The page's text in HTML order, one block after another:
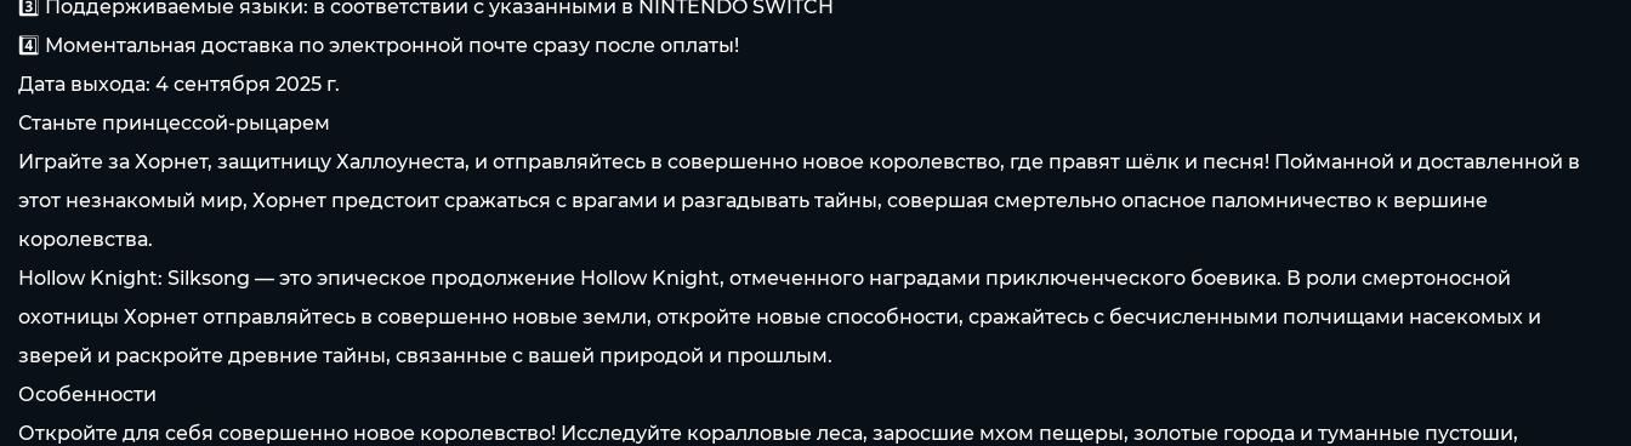
3️⃣ Поддерживаемые языки: в соответствии с указанными в NINTENDO SWITCH
4️⃣ Моментальная доставка по электронной почте сразу после оплаты!
Дата выхода: 4 сентября 2025 г.
Станьте принцессой-рыцарем
Играйте за Хорнет, защитницу Халлоунеста, и отправляйтесь в совершенно новое королевство, где правят шёлк и песня! Пойманной и доставленной в
этот незнакомый мир, Хорнет предстоит сражаться с врагами и разгадывать тайны, совершая смертельно опасное паломничество к вершине
королевства.
Hollow Knight: Silksong — это эпическое продолжение Hollow Knight, отмеченного наградами приключенческого боевика. В роли смертоносной
охотницы Хорнет отправляйтесь в совершенно новые земли, откройте новые способности, сражайтесь с бесчисленными полчищами насекомых и
зверей и раскройте древние тайны, связанные с вашей природой и прошлым.
Особенности
Откройте для себя совершенно новое королевство! Исследуйте коралловые леса, заросшие мхом пещеры, золотые города и туманные пустоши,